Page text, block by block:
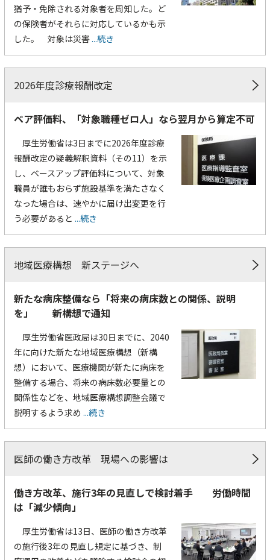
猶予・免除される対象者を周知した。ど
の保険者がそれらに対応しているかも示
した。 対象は災害...続き
2026年度診療報酬改定
ベア評価料、「対象職種ゼロ人」なら翌月から算定不可
厚生労働省は3日までに2026年度診療
報酬改定の疑義解釈資料（その11）を示
し、ベースアップ評価料について、対象
職員が誰もおらず施設基準を満たさなく
なった場合は、速やかに届け出変更を行
う必要があると ...続き
地域医療構想 新ステージへ
新たな病床整備なら「将来の病床数との関係、説明
を」 新構想で通知
厚生労働省医政局は30日までに、2040
年に向けた新たな地域医療構想（新構
想）において、医療機関が新たに病床を
整備する場合、将来の病床数必要量との
関係性などを、地域医療構想調整会議で
説明するよう求め ...続き
医師の働き方改革 現場への影響は
働き方改革、施行3年の見直しで検討着手 労働時間
は「減少傾向」
厚生労働省は13日、医師の働き方改革
の施行後3年の見直し規定に基づき、制